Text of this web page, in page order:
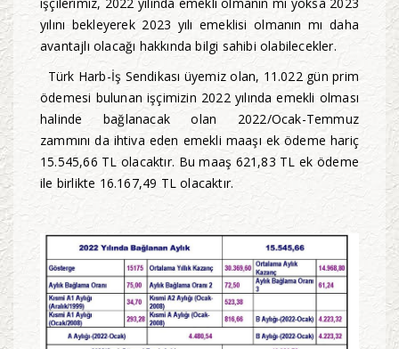
yılını bekleyerek 2023 yılı emeklisi olmanın mı daha
avantajlı olacağı hakkında bilgi sahibi olabilecekler.
Türk Harb-İş Sendikası üyemiz olan, 11.022 gün prim
ödemesi bulunan işçimizin 2022 yılında emekli olması
halinde bağlanacak olan 2022/Ocak-Temmuz
zammını da ihtiva eden emekli maaşı ek ödeme hariç
15.545,66 TL olacaktır. Bu maaş 621,83 TL ek ödeme
ile birlikte 16.167,49 TL olacaktır.